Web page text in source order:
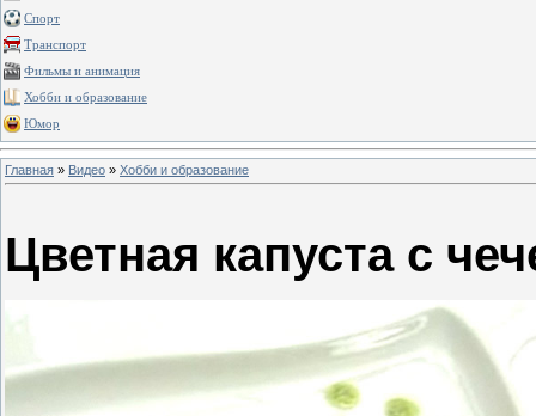
Спорт
Транспорт
Фильмы и анимация
Хобби и образование
Юмор
Главная » Видео » Хобби и образование
Цветная капуста с